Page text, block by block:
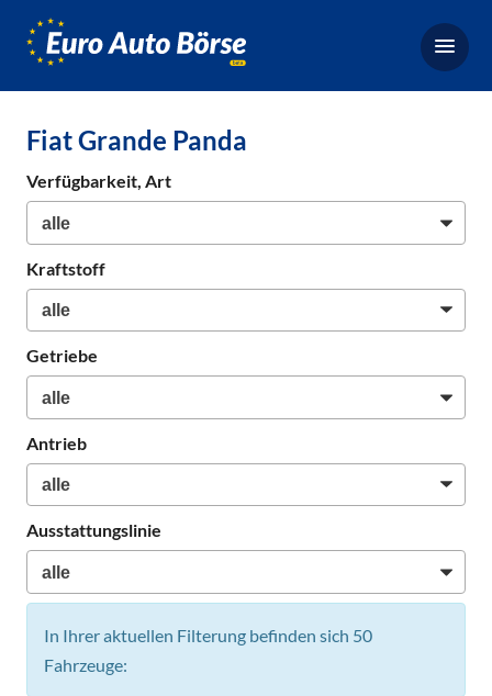
Börse,
Neuwagen
Fiat Grande Panda
Verfügbarkeit, Art
Kraftstoff
Getriebe
Antrieb
Ausstattungslinie
In Ihrer aktuellen Filterung befinden sich 50
Fahrzeuge: